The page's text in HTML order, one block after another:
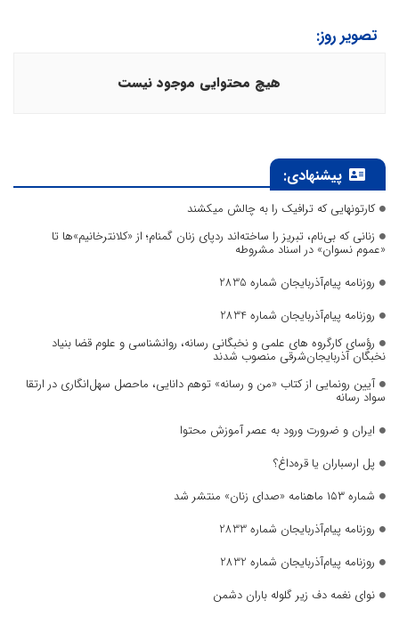
تصویر روز:
هیچ محتوایی موجود نیست
پیشنهادی:
کارتونهایی که ترافیک را به چالش میکشند
زنانی که بی‌نام، تبریز را ساخته‌اند ردپای زنان گمنام؛ از «کلانترخانیم»ها تا
«عموم نسوان» در اسناد مشروطه
روزنامه پیام‌آذربایجان شماره 2835
روزنامه پیام‌آذربایجان شماره 2834
رؤسای کارگروه های علمی و نخبگانی رسانه، روانشناسی و علوم قضا بنیاد
نخبگان آذربایجان‌شرقی منصوب شدند
آیین رونمایی از کتاب «من و رسانه» توهم دانایی، ماحصل سهل‌انگاری در ارتقا
سواد رسانه
ایران و ضرورت ورود به عصر آموزش محتوا
پل ارسباران یا قره‌داغ؟
شماره ۱۵۳ ماهنامه «صدای زنان» منتشر شد
روزنامه پیام‌آذربایجان شماره 2833
روزنامه پیام‌آذربایجان شماره 2832
نوای نغمه دف زیر گلوله باران دشمن